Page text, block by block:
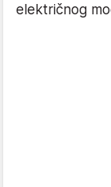
električnog